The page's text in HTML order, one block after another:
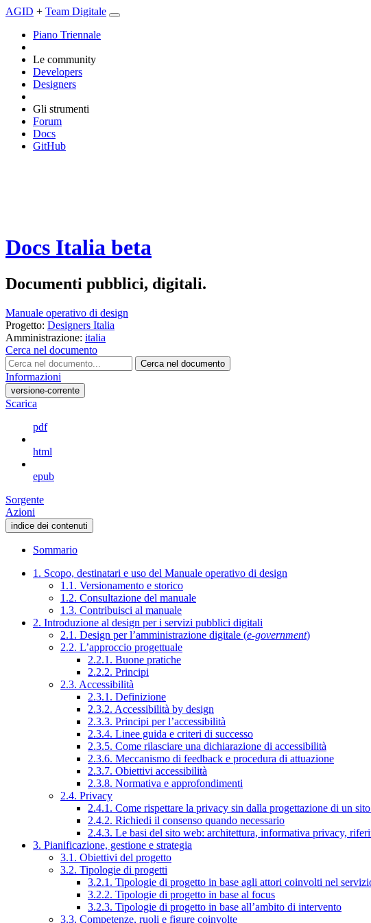
AGID + Team Digitale
Piano Triennale
Le community
Developers
Designers
Gli strumenti
Forum
Docs
GitHub
Docs Italia beta
Documenti pubblici, digitali.
Manuale operativo di design
Progetto: Designers Italia
Amministrazione: italia
Cerca nel documento
Cerca nel documento
Informazioni
versione-corrente
Scarica
pdf
html
epub
Sorgente
Azioni
indice dei contenuti
Sommario
1. Scopo, destinatari e uso del Manuale operativo di design
1.1. Versionamento e storico
1.2. Consultazione del manuale
1.3. Contribuisci al manuale
2. Introduzione al design per i servizi pubblici digitali
2.1. Design per l’amministrazione digitale (e-government)
2.2. L’approccio progettuale
2.2.1. Buone pratiche
2.2.2. Principi
2.3. Accessibilità
2.3.1. Definizione
2.3.2. Accessibilità by design
2.3.3. Principi per l’accessibilità
2.3.4. Linee guida e criteri di successo
2.3.5. Come rilasciare una dichiarazione di accessibilità
2.3.6. Meccanismo di feedback e procedura di attuazione
2.3.7. Obiettivi accessibilità
2.3.8. Normativa e approfondimenti
2.4. Privacy
2.4.1. Come rispettare la privacy sin dalla progettazione di un
2.4.2. Richiedi il consenso quando necessario
2.4.3. Le basi del sito web: architettura, informativa privacy,
3. Pianificazione, gestione e strategia
3.1. Obiettivi del progetto
3.2. Tipologie di progetti
3.2.1. Tipologie di progetto in base agli attori coinvolti nel
3.2.2. Tipologie di progetto in base al focus
3.2.3. Tipologie di progetto in base all’ambito di intervento
3.3. Competenze, ruoli e figure coinvolte